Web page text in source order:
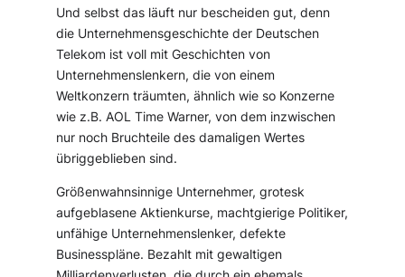
Und selbst das läuft nur bescheiden gut, denn
die Unternehmensgeschichte der Deutschen
Telekom ist voll mit Geschichten von
Unternehmenslenkern, die von einem
Weltkonzern träumten, ähnlich wie so Konzerne
wie z.B. AOL Time Warner, von dem inzwischen
nur noch Bruchteile des damaligen Wertes
übriggeblieben sind.
Größenwahnsinnige Unternehmer, grotesk
aufgeblasene Aktienkurse, machtgierige Politiker,
unfähige Unternehmenslenker, defekte
Businesspläne. Bezahlt mit gewaltigen